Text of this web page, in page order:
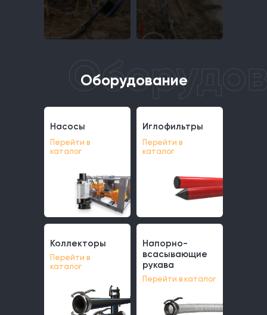
Оборудование
Насосы
Перейти в каталог
Перейти в
каталог
Перейти в
каталог
Перейти в
каталог
Коллекторы
Иглофильтры
Напорно-
всасывающие
рукава
Иглофильтры
Коллекторы
Напорно-
всасывающие
рукава